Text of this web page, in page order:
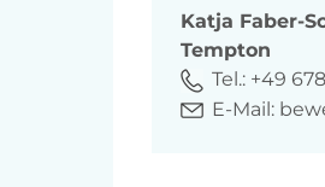
Katja Faber-
Tempton
Tel.: +49
E-Mail: